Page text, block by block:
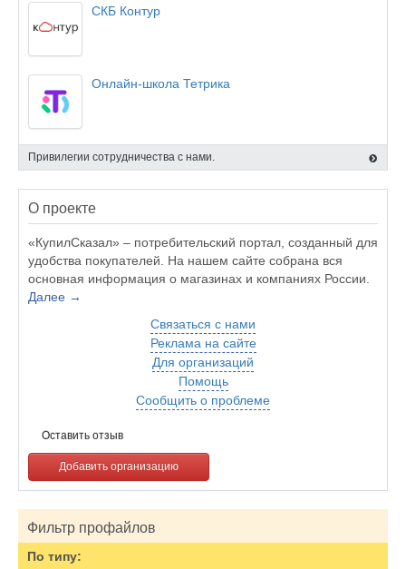
СКБ Контур
Онлайн-школа Тетрика
Привилегии сотрудничества с нами.
О проекте
«КупилСказал» – потребительский портал, созданный для
удобства покупателей. На нашем сайте собрана вся
основная информация о магазинах и компаниях России.
Далее →
Связаться с нами
Реклама на сайте
Для организаций
Помощь
Сообщить о проблеме
Оставить отзыв
Добавить организацию
Фильтр профайлов
По типу: